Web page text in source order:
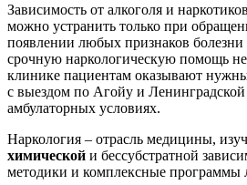
Зависимость от алкоголя и
можно устранить только при
появлении любых признаков
срочную наркологическую помощь
клинике пациентам оказывают
с выездом по Агойу и Ленинградской
амбулаторных условиях.
Наркология – отрасль медицины,
химической и бессубстратной
методики и комплексные программы